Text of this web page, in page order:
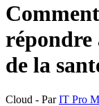
répondre
de la
Cloud - ParIT Pro